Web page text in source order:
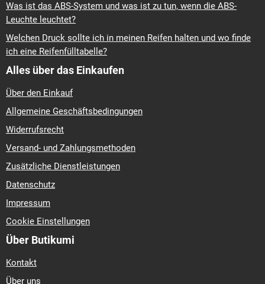
Was ist das ABS-System und was ist zu tun, wenn die ABS-
Leuchte leuchtet?
Welchen Druck sollte ich in meinen Reifen halten und wo finde
ich eine Reifenfülltabelle?
Alles über das Einkaufen
Über den Einkauf
Allgemeine Geschäftsbedingungen
Widerrufsrecht
Versand- und Zahlungsmethoden
Zusätzliche Dienstleistungen
Datenschutz
Impressum
Cookie Einstellungen
Über Butikumi
Kontakt
Über uns